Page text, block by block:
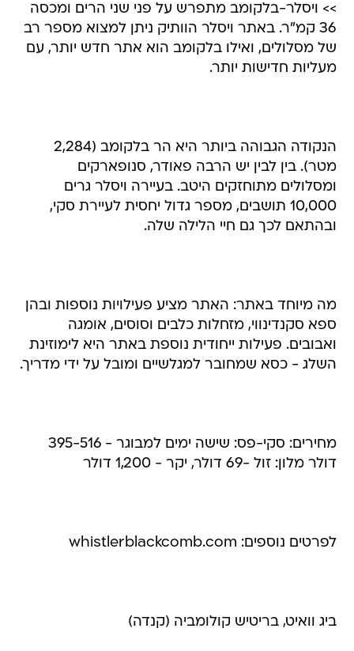
>> ויסלר-בלקומב מתפרש על פני שני הרים ומכסה
36 קמ"ר. באתר ויסלר הוותיק ניתן למצוא מספר רב
של מסלולים, ואילו בלקומב הוא אתר חדש יותר, עם
מעליות חדישות יותר.
הנקודה הגבוהה ביותר היא הר בלקומב (2,284
מטר). בין לבין יש הרבה פאודר, סנופארקים
ומסלולים מתוחזקים היטב. בעיירה ויסלר גרים
10,000 תושבים, מספר גדול יחסית לעיירת סקי,
ובהתאם לכך גם חיי הלילה שלה.
מה מיוחד באתר: האתר מציע פעילויות נוספות ובהן
ספא סקנדינווי, מזחלות כלבים וסוסים, אומגה
ואבובים. פעילות ייחודית נוספת באתר היא לימוזינת
השלג - כסא שמחובר למגלשיים ומובל על ידי מדריך.
מחירים: סקי-פס: שישה ימים למבוגר - 395-516
דולר מלון: זול -69 דולר, יקר - 1,200 דולר
לפרטים נוספים: whistlerblackcomb.com
ביג וואיט, בריטיש קולומביה (קנדה)